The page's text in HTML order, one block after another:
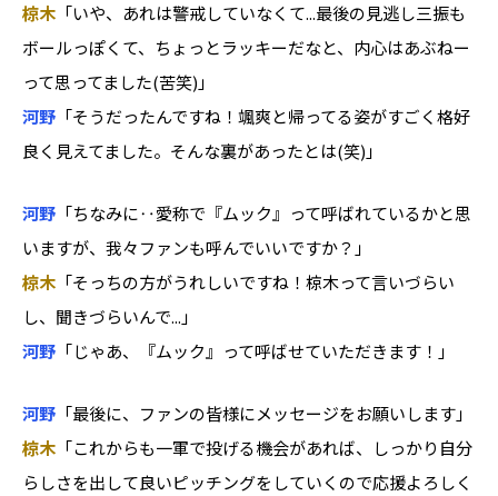
椋木 「いや、あれは警戒していなくて...最後の見逃し三振も
ボールっぽくて、ちょっとラッキーだなと、内心はあぶねー
って思ってました(苦笑)」
河野 「そうだったんですね！颯爽と帰ってる姿がすごく格好
良く見えてました。そんな裏があったとは(笑)」
河野 「ちなみに‥愛称で『ムック』って呼ばれているかと思
いますが、我々ファンも呼んでいいですか？」
椋木 「そっちの方がうれしいですね！椋木って言いづらい
し、聞きづらいんで...」
河野 「じゃあ、『ムック』って呼ばせていただきます！」
河野 「最後に、ファンの皆様にメッセージをお願いします」
椋木 「これからも一軍で投げる機会があれば、しっかり自分
らしさを出して良いピッチングをしていくので応援よろしく